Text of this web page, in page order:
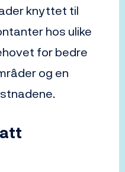
knyttet til
hos ulike
for bedre
og en